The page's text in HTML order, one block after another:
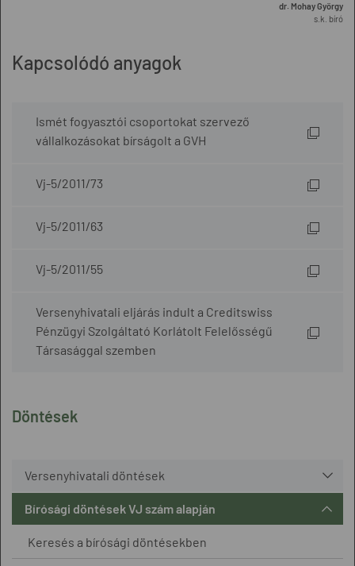
Döntések
Versenyhivatali döntések
Bírósági döntések VJ szám alapján
Keresés a bírósági döntésekben
dr. Mohay György
s.k. bíró
Kapcsolódó anyagok
Ismét fogyasztói csoportokat szervező
vállalkozásokat bírságolt a GVH
Vj-5/2011/73
Vj-5/2011/63
Vj-5/2011/55
Versenyhivatali eljárás indult a Creditswiss
Pénzügyi Szolgáltató Korlátolt Felelősségű
Társasággal szemben